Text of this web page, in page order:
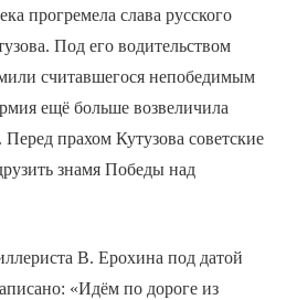
прогремела слава русского
Под его водительством
считавшегося непобедимым
ещё больше возвеличила
прахом Кутузова советские
знамя Победы над
В. Ерохина под датой
«Идём по дороге из